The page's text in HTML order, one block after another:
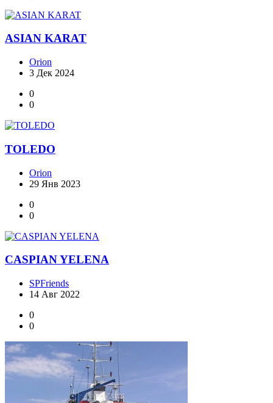
ASIAN KARAT
Orion
3 Дек 2024
0
0
TOLEDO
Orion
29 Янв 2023
0
0
CASPIAN YELENA
SPFriends
14 Авг 2022
0
0